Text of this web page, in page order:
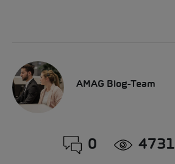
AMAG Blog-Team
0 4731